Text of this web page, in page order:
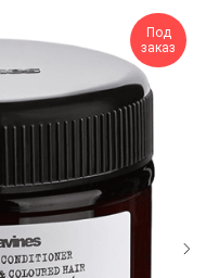
Под
заказ